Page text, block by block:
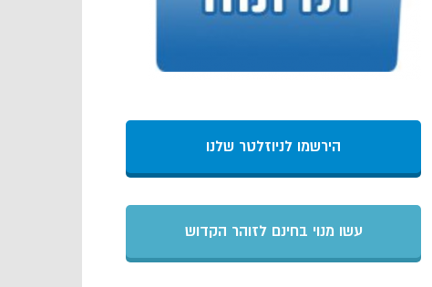
הירשמו לניוזלטר שלנו
עשו מנוי בחינם לזוהר הקדוש